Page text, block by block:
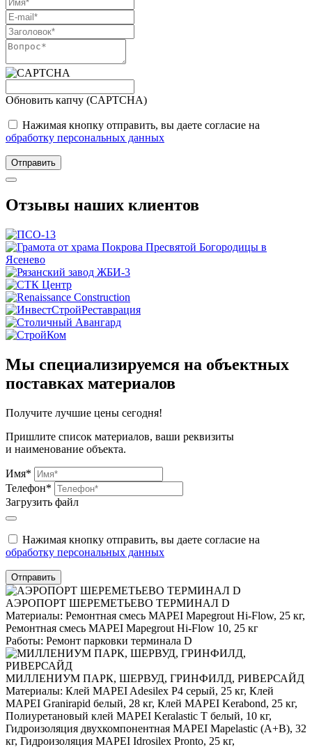
Обновить капчу (CAPTCHA)
Нажимая кнопку отправить, вы даете согласие на
обработку персональных данных
Отправить
Отзывы наших клиентов
Мы специализируемся на объектных
поставках материалов
Получите лучшие цены сегодня!
Пришлите список материалов, ваши реквизиты
и наименование объекта.
Имя*
Телефон*
Загрузить файл
Нажимая кнопку отправить, вы даете согласие на
обработку персональных данных
Отправить
АЭРОПОРТ ШЕРЕМЕТЬЕВО ТЕРМИНАЛ D
Материалы: Ремонтная смесь MAPEI Mapegrout Hi-Flow, 25 кг,
Ремонтная смесь MAPEI Mapegrout Hi-Flow 10, 25 кг
Работы: Ремонт парковки терминала D
МИЛЛЕНИУМ ПАРК, ШЕРВУД, ГРИНФИЛД, РИВЕРСАЙД
Материалы: Клей MAPEI Adesilex P4 серый, 25 кг, Клей
MAPEI Granirapid белый, 28 кг, Клей MAPEI Kerabond, 25 кг,
Полиуретановый клей MAPEI Keralastic T белый, 10 кг,
Гидроизоляция двухкомпонентная MAPEI Mapelastic (А+B), 32
кг, Гидроизоляция MAPEI Idrosilex Pronto, 25 кг,